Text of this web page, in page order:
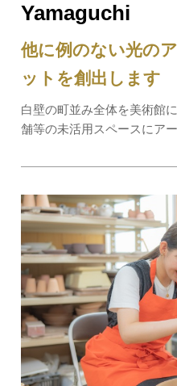
Yamaguchi
他に例のない光の
ットを創出します
白壁の町並み全体を美術館
舗等の未活用スペースにア
す。柳井市の歴史を元に展